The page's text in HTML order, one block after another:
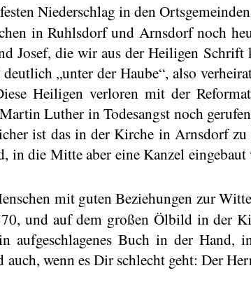
Niederschlag in den
in Ruhlsdorfund Arnsdorf noch
Josef, die wir aus der Heiligen Schrift
„unter der Haube“, also
Heiligen verloren mit der
Luther in Todesangst noch
ist das in der Kirche in Arnsdorf
in die Mitte aber eine Kanzel
mit guten Beziehungen zur
und auf dem großen Ölbild in der
Buch in der Hand,
wenn es Dir schlecht geht: Der